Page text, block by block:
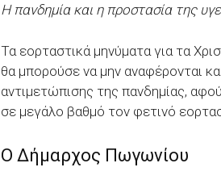
Η πανδημία και η προστασία της
Τα εορταστικά μηνύματα για τα
θα μπορούσε να μην αναφέρονται
αντιμετώπισης της πανδημίας,
σε μεγάλο βαθμό τον φετινό
Ο Δήμαρχος Πωγωνίου